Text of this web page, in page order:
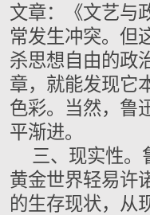
文章：《文艺与
常发生冲突。但
杀思想自由的政
章，就能发现它
色彩。当然，鲁
平渐进。
三、现实性。
黄金世界轻易许
的生存现状，从